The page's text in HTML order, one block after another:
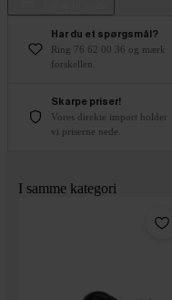
Har du et spørgsmål?
Ring 76 62 00 36 og mærk
forskellen.
Skarpe priser!
Vores direkte import holder
vi priserne nede.
I samme kategori